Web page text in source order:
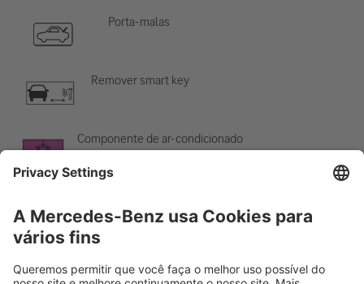
Porta-malas
Remover smart key
Componente de ar-condicionado